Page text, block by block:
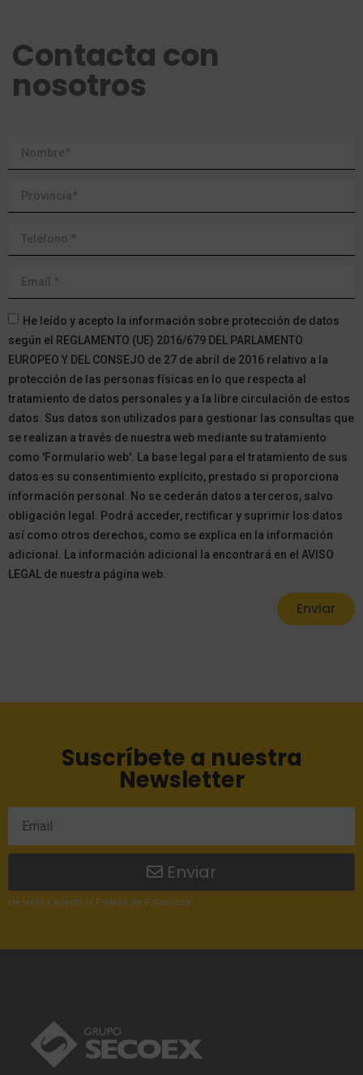
Contacta con
nosotros
He leído y acepto la información sobre protección de datos
según el REGLAMENTO (UE) 2016/679 DEL PARLAMENTO
EUROPEO Y DEL CONSEJO de 27 de abril de 2016 relativo a la
protección de las personas físicas en lo que respecta al
tratamiento de datos personales y a la libre circulación de estos
datos. Sus datos son utilizados para gestionar las consultas que
se realizan a través de nuestra web mediante su tratamiento
como 'Formulario web'. La base legal para el tratamiento de sus
datos es su consentimiento explícito, prestado si proporciona
información personal. No se cederán datos a terceros, salvo
obligación legal. Podrá acceder, rectificar y suprimir los datos
así como otros derechos, como se explica en la información
adicional. La información adicional la encontrará en el AVISO
LEGAL de nuestra página web.
Enviar
Suscríbete a nuestra
Newsletter
Enviar
He leído y acepto la Política de Privacidad .